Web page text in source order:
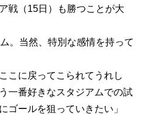
戦（15日）も勝つことが大
。当然、特別な感情を持って
こに戻ってこられてうれし
一番好きなスタジアムでの試
ゴールを狙っていきたい」